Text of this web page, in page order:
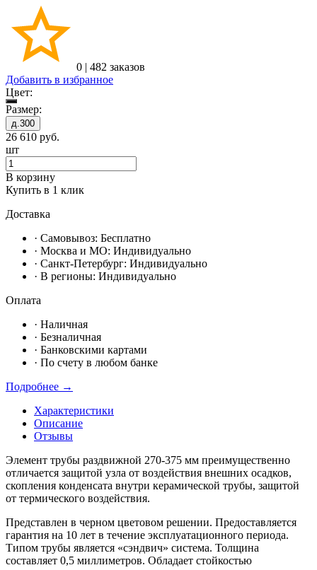
0 | 482 заказов
Добавить в избранное
Цвет:
Размер:
д.300
26 610 руб.
шт
В корзину
Купить в 1 клик
Доставка
· Самовывоз: Бесплатно
· Москвa и МО: Индивидуально
· Санкт-Петербург: Индивидуально
· В регионы: Индивидуально
Оплата
· Наличная
· Безналичная
· Банковскими картами
· По счету в любом банке
Подробнее →
Характеристики
Описание
Отзывы
Элемент трубы раздвижной 270-375 мм преимущественно
отличается защитой узла от воздействия внешних осадков,
скопления конденсата внутри керамической трубы, защитой
от термического воздействия.
Представлен в черном цветовом решении. Предоставляется
гарантия на 10 лет в течение эксплуатационного периода.
Типом трубы является «сэндвич» система. Толщина
составляет 0,5 миллиметров. Обладает стойкостью